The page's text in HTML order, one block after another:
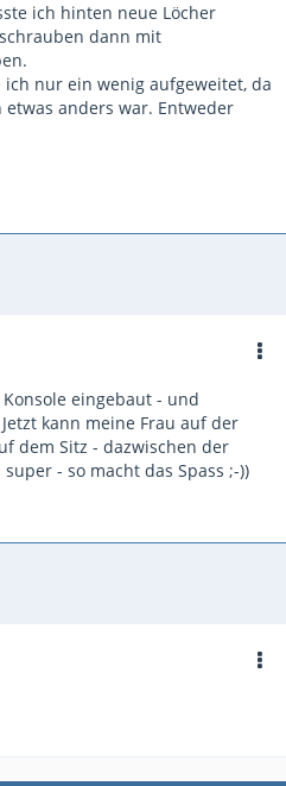
ich hinten neue Löcher
dann mit
nur ein wenig aufgeweitet, da
anders war. Entweder
eingebaut - und
kann meine Frau auf der
dem Sitz - dazwischen der
- so macht das Spass ;-))